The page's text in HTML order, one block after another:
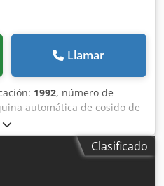
Llamar
1992, número de
automática de cosido de
– Modelo Smyth F
– Número de serie 0209
– 135 mm Tamaño
mm Número de puntos: 13
mecánica: hasta 150
Clasificado